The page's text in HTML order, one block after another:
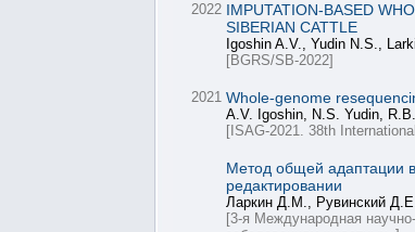
2022 IMPUTATION-BASED
SIBERIAN CATTLE
Igoshin A.V., Yudin N.S.,
[BGRS/SB-2022]
2021 Whole-genome
A.V. Igoshin, N.S. Yudin,
[ISAG-2021. 38th
Метод общей адаптации
редактировании
Ларкин Д.М., Рувинский
[3-я Международная